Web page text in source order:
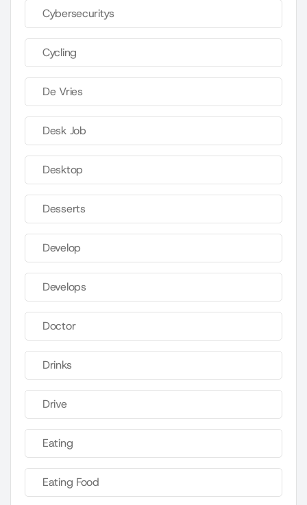
Cybersecuritys
Cycling
De Vries
Desk Job
Desktop
Desserts
Develop
Develops
Doctor
Drinks
Drive
Eating
Eating Food